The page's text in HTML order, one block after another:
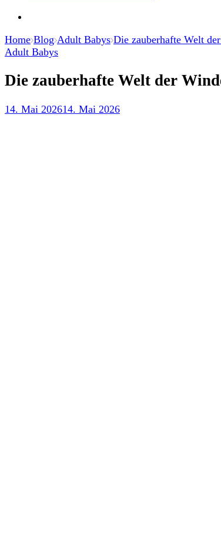
Home Blog Adult Babys Die zauberhafte Welt
Adult Babys
Die zauberhafte Welt der
14. Mai 202614. Mai 2026